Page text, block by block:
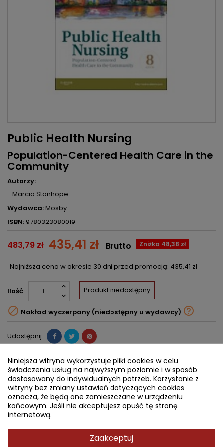
Public Health Nursing
Population-Centered Health Care in the
Community
Autorzy:
Marcia Stanhope
Wydawca:Mosby
ISBN: 9780323080019
483,79 zł 435,41 zł Zniżka 48,38 zł
Brutto
Najniższa cena w okresie 30 dni przed promocją: 435,41 zł
Ilość Produkt niedostępny
 Nakład wyczerpany (niedostępny u wydawcy) 
Udostępnij
Powiadom mnie o dostępności
Wprowadź swój adres email, aby otrzymać powiadomienie o
dostępności tej książki
ZAPISZ
OPIS SZCZEGÓŁY PRODUKTU SPIS TREŚCI
Niniejsza witryna wykorzystuje pliki cookies w celu
świadczenia usług na najwyższym poziomie i w sposób
dostosowany do indywidualnych potrzeb. Korzystanie z
witryny bez zmiany ustawień dotyczących cookies
oznacza, że będą one zamieszczane w urządzeniu
końcowym. Jeśli nie akceptujesz opuść tę stronę
internetową.
Zaakceptuj